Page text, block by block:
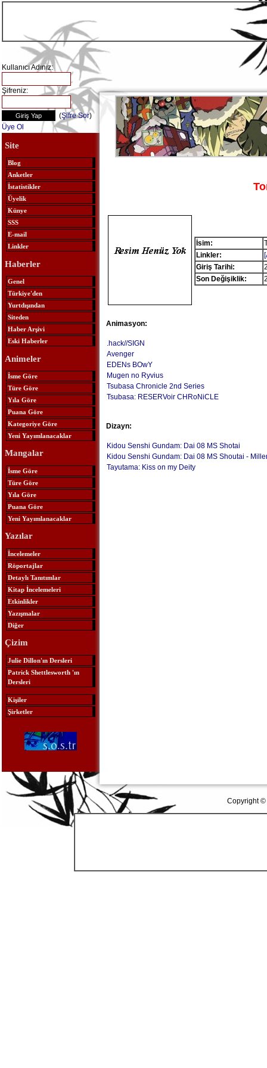
Kullanıcı Adınız:
Şifreniz:
(Şifre Sor)
Üye Ol
Site
Blog
Anketler
İstatistikler
Üyelik
Künye
SSS
E-mail
Linkler
Haberler
Genel
Türkiye'den
Yurtdışından
Siteden
Haber Arşivi
Eski Haberler
Animeler
İsme Göre
Türe Göre
Yıla Göre
Puana Göre
Kategoriye Göre
Yeni Yayımlanacaklar
Mangalar
İsme Göre
Türe Göre
Yıla Göre
Puana Göre
Yeni Yayımlanacaklar
Yazılar
İncelemeler
Röportajlar
Detaylı Tanıtımlar
Kitap İncelemeleri
Etkinlikler
Yazışmalar
Diğer
Çizim
Julie Dillon'ın Dersleri
Patrick Shettlesworth 'ın
Dersleri
Kişiler
Şirketler
İsim:
Linkler:
Giriş Tarihi:
Son Değişiklik:
Animasyon:
.hack//SIGN
Avenger
EDENs BOwY
Mugen no Ryvius
Tsubasa Chronicle 2nd Series
Tsubasa: RESERVoir CHRoNiCLE
Dizayn:
Kidou Senshi Gundam: Dai 08 MS Shotai
Kidou Senshi Gundam: Dai 08 MS Shoutai -
Tayutama: Kiss on my Deity
Copyright ©